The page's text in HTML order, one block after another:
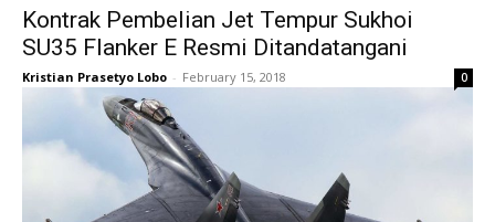
Kontrak Pembelian Jet Tempur Sukhoi
SU35 Flanker E Resmi Ditandatangani
Kristian Prasetyo Lobo - February 15, 2018 0